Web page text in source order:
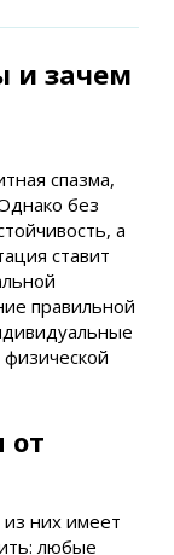
и зачем
спазма,
без
а
ставит
правильной
от
них имеет
любые